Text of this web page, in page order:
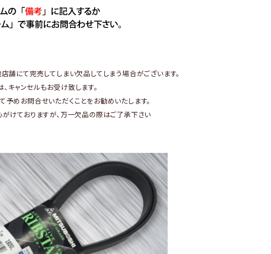
舗にて完売してしまい欠品してしまう場合がございます。
ャンセルもお受け致します。
めお問合せいただくことをお勧めいたします。
けておりますが、万一欠品の際はご了承下さい